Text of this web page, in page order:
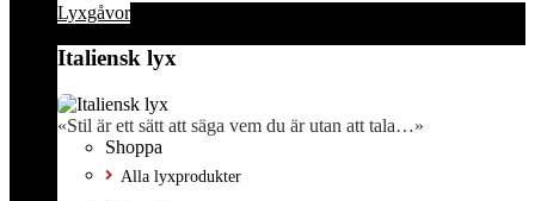
Lyxgåvor
Italiensk lyx
«Stil är ett sätt att säga vem du är utan att tala…»
Shoppa
Alla lyxprodukter